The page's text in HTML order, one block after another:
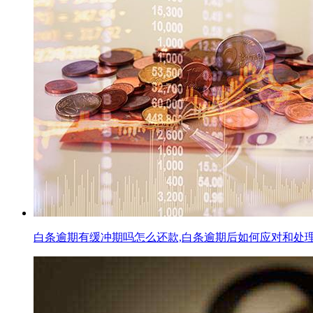
白条逾期有缓冲期吗怎么还款,白条逾期后如何应对和处